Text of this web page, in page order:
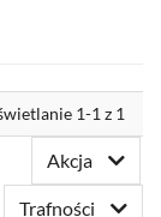
1-1 z 1
Akcja
Trafności